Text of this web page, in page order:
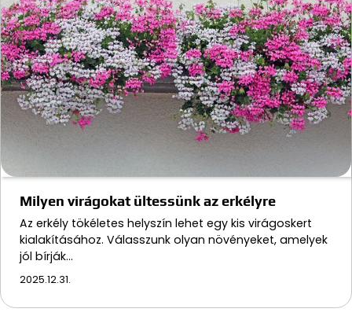
Milyen virágokat ültessünk az erkélyre
Az erkély tökéletes helyszín lehet egy kis virágoskert
kialakításához. Válasszunk olyan növényeket, amelyek
jól bírják…
2025.12.31.